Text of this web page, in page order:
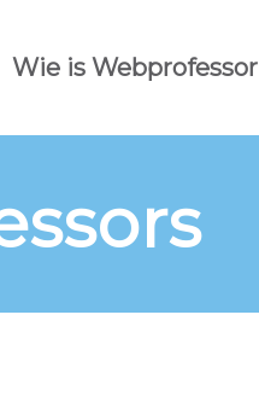
Wie is Webprofessor